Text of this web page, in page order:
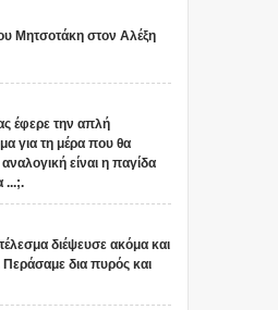
Μητσοτάκη στον Αλέξη
έφερε την απλή
για τη μέρα που θα
είναι η παγίδα
...;.
διέψευσε ακόμα και
δια πυρός και